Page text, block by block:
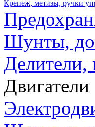
Крепеж, метизы, ручки
Шунты,
Делители,
Двигатели